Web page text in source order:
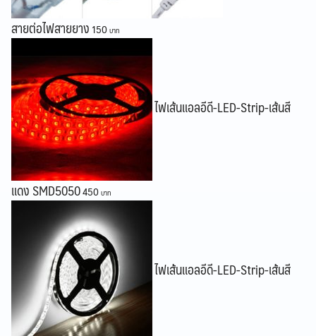
สายต่อไฟสายยาง 150
ไฟเส้นแอลอีดี-LED-Strip-เส้นสี
แดง SMD5050450
ไฟเส้นแอลอีดี-LED-Strip-เส้นสี